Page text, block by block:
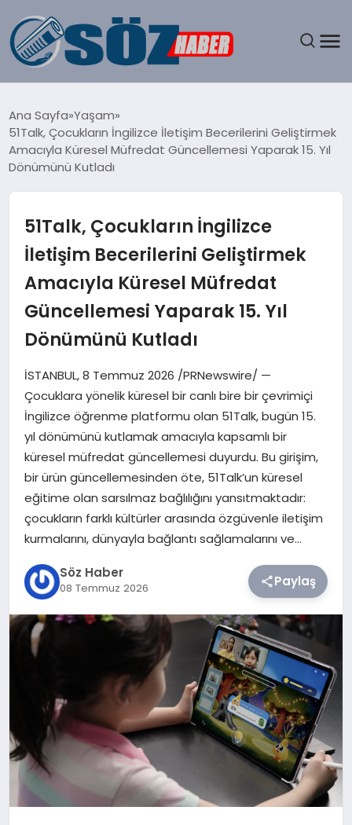
SPOR
EKONOMI
EĞITIM
SAĞLIK
DÜNYA
TEKNOLOJI
SIYASET
YAŞAM
Ana Sayfa Yaşam
51Talk, Çocukların İngilizce İletişim Becerilerini Geliştirmek
Amacıyla Küresel Müfredat Güncellemesi Yaparak 15. Yıl
Dönümünü Kutladı
51Talk, Çocukların İngilizce
İletişim Becerilerini Geliştirmek
Amacıyla Küresel Müfredat
Güncellemesi Yaparak 15. Yıl
Dönümünü Kutladı
İSTANBUL, 8 Temmuz 2026 /PRNewswire/ —
Çocuklara yönelik küresel bir canlı bire bir çevrimiçi
İngilizce öğrenme platformu olan 51Talk, bugün 15.
yıl dönümünü kutlamak amacıyla kapsamlı bir
küresel müfredat güncellemesi duyurdu. Bu girişim,
bir ürün güncellemesinden öte, 51Talk’un küresel
eğitime olan sarsılmaz bağlılığını yansıtmaktadır:
çocukların farklı kültürler arasında özgüvenle iletişim
kurmalarını, dünyayla bağlantı sağlamalarını ve…
Söz Haber
08 Temmuz 2026 Paylaş